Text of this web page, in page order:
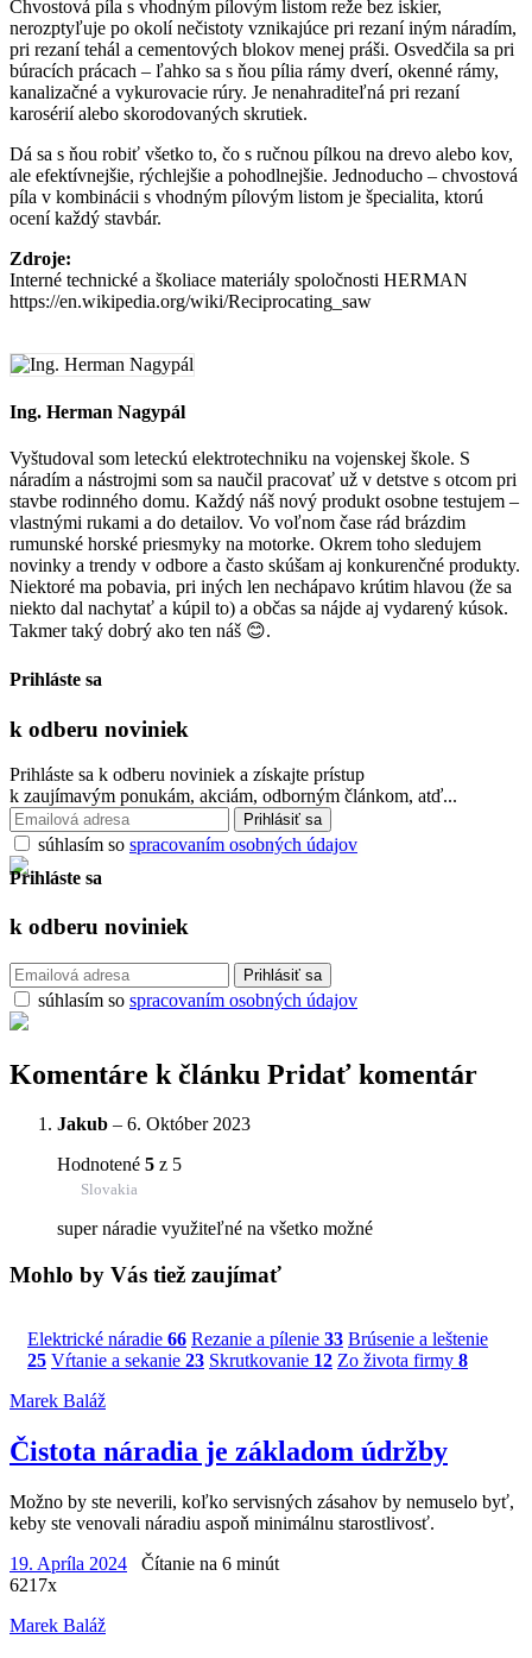
Chvostová píla s vhodným pílovým listom reže bez iskier,
nerozptyľuje po okolí nečistoty vznikajúce pri rezaní iným náradím,
pri rezaní tehál a cementových blokov menej práši. Osvedčila sa pri
búracích prácach – ľahko sa s ňou pília rámy dverí, okenné rámy,
kanalizačné a vykurovacie rúry. Je nenahraditeľná pri rezaní
karosérií alebo skorodovaných skrutiek.
Dá sa s ňou robiť všetko to, čo s ručnou pílkou na drevo alebo kov,
ale efektívnejšie, rýchlejšie a pohodlnejšie. Jednoducho – chvostová
píla v kombinácii s vhodným pílovým listom je špecialita, ktorú
ocení každý stavbár.
Zdroje:
Interné technické a školiace materiály spoločnosti HERMAN
https://en.wikipedia.org/wiki/Reciprocating_saw
Ing. Herman Nagypál
Vyštudoval som leteckú elektrotechniku na vojenskej škole. S
náradím a nástrojmi som sa naučil pracovať už v detstve s otcom pri
stavbe rodinného domu. Každý náš nový produkt osobne testujem –
vlastnými rukami a do detailov. Vo voľnom čase rád brázdim
rumunské horské priesmyky na motorke. Okrem toho sledujem
novinky a trendy v odbore a často skúšam aj konkurenčné produkty.
Niektoré ma pobavia, pri iných len nechápavo krútim hlavou (že sa
niekto dal nachytať a kúpil to) a občas sa nájde aj vydarený kúsok.
Takmer taký dobrý ako ten náš 😊.
Prihláste sa
k odberu noviniek
Prihláste sa k odberu noviniek a získajte prístup
k zaujímavým ponukám, akciám, odborným článkom, atď...
súhlasím so spracovaním osobných údajov
Prihláste sa
k odberu noviniek
súhlasím so spracovaním osobných údajov
Komentáre k článku Pridať komentár
Jakub – 6. Október 2023
Hodnotené 5 z 5
Slovakia
super náradie využiteľné na všetko možné
Mohlo by Vás tiež zaujímať
Elektrické náradie 66 Rezanie a pílenie 33 Brúsenie a leštenie
25 Vŕtanie a sekanie 23 Skrutkovanie 12 Zo života firmy 8
Marek Baláž
Čistota náradia je základom údržby
Možno by ste neverili, koľko servisných zásahov by nemuselo byť,
keby ste venovali náradiu aspoň minimálnu starostlivosť.
19. Apríla 2024
Čítanie na 6 minút
6217x
Marek Baláž